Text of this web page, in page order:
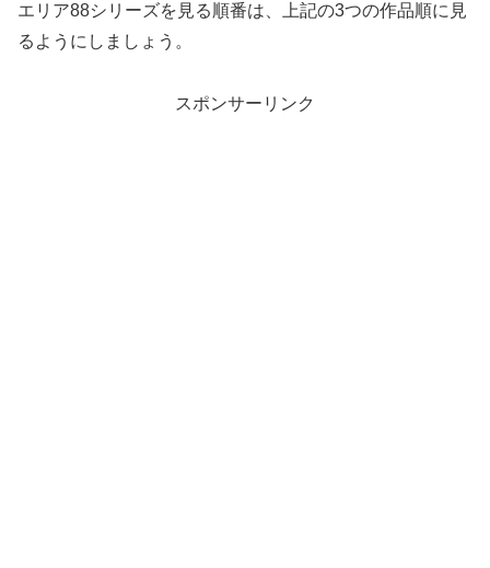
エリア88シリーズを見る順番は、上記の3つの作品順に見
るようにしましょう。
スポンサーリンク